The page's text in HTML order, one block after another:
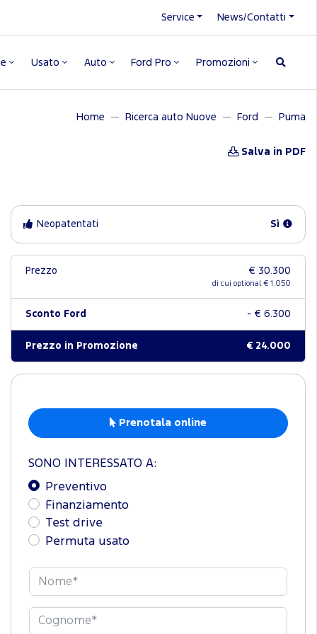
Service News/Contatti
Usato Auto Ford Pro Promozioni
Home Ricerca auto Nuove Ford Puma
Salva in PDF
Neopatentati Sì
Prezzo € 30.300
di cui optional € 1.050
Sconto Ford - € 6.300
Prezzo in Promozione € 24.000
Prenotala online
SONO INTERESSATO A:
Preventivo
Finanziamento
Test drive
Permuta usato